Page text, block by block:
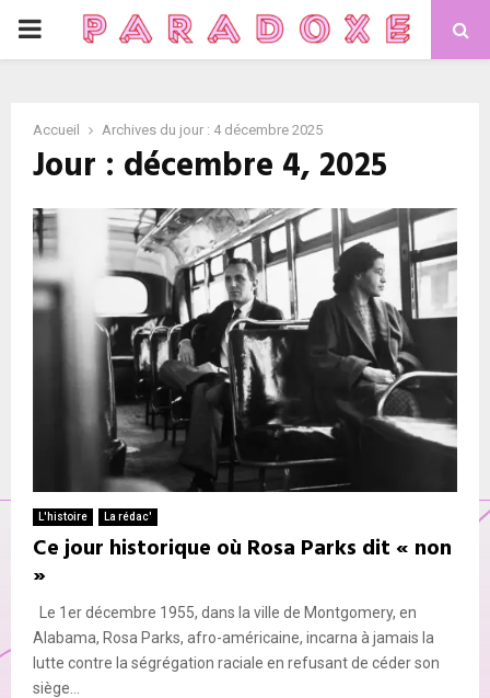
P
M
A
E
N
Accueil Archives du jour : 4 décembre 2025
Jour : décembre 4, 2025
L'histoire La rédac'
Ce jour historique où Rosa Parks dit « non
»
Le 1er décembre 1955, dans la ville de Montgomery, en
Alabama, Rosa Parks, afro-américaine, incarna à jamais la
lutte contre la ségrégation raciale en refusant de céder son
siège...